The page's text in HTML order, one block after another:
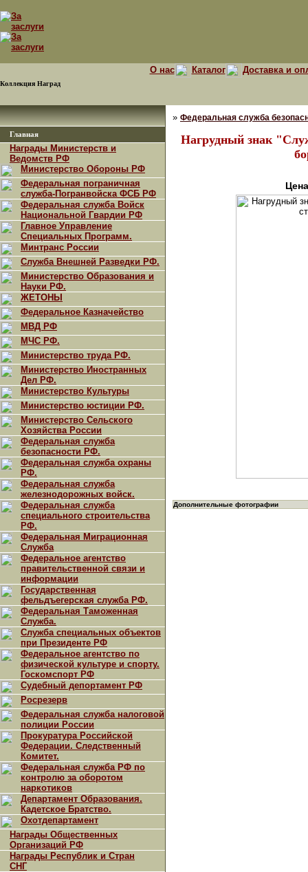
Коллекция Наград
О нас Каталог Доставка и
Главная
Награды Министерств и
Ведомств РФ
Министерство Обороны РФ
Федеральная пограничная
служба-Погранвойска ФСБ РФ
Федеральная служба Войск
Национальной Гвардии РФ
Главное Управление
Специальных Программ.
Минтранс России
Служба Внешней Разведки РФ.
Министерство Образования и
Науки РФ.
ЖЕТОНЫ
Федеральное Казначейство
МВД РФ
МЧС РФ.
Министерство труда РФ.
Министерство Иностранных
Дел РФ.
Министерство Культуры
Министерство юстиции РФ.
Министерство Сельского
Хозяйства России
Федеральная служба
безопасности РФ.
Федеральная служба охраны
РФ.
Федеральная служба
железнодорожных войск.
Федеральная служба
специального строительства
РФ.
Федеральная Миграционная
Служба
Федеральное агентство
правительственной связи и
информации
Государственная
фельдъегерская служба РФ.
Федеральная Таможенная
Служба.
Служба специальных объектов
при Президенте РФ
Федеральное агентство по
физической культуре и спорту.
Госкомспорт РФ
Судебный депортамент РФ
Росрезерв
Федеральная служба налоговой
полиции России
Прокуратура Российской
Федерации. Следственный
Комитет.
Федеральная служба РФ по
контролю за оборотом
наркотиков
Департамент Образования.
Кадетское Братство.
Охотдепартамент
Награды Общественных
Организаций РФ
Награды Республик и Стран
СНГ
» Федеральная служба
Нагрудный знак
Дополнительные фотографии